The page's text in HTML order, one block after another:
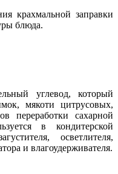
крахмальной заправки
блюда.
углевод, который
мякоти цитрусовых,
переработки сахарной
в кондитерской
осветлителя,
и влагоудерживателя.